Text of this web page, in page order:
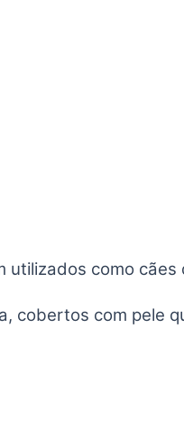
como
cobertos com pele